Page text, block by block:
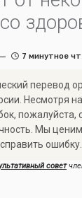
7 минутное
перевод
Несмотря
пожалуйста,
Мы
ошибку.
совет